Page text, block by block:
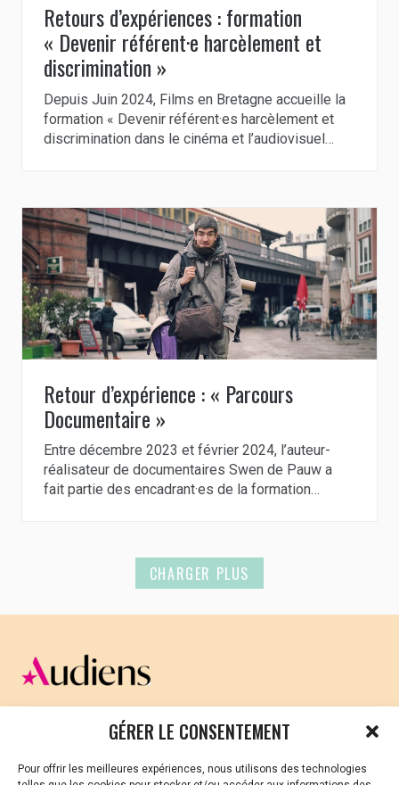
GÉRER LE CONSENTEMENT
Pour offrir les meilleures expériences, nous utilisons des technologies
Retours d’expériences : formation
« Devenir référent·e harcèlement et
discrimination »
Depuis Juin 2024, Films en Bretagne accueille la
formation « Devenir référent·es harcèlement et
discrimination dans le cinéma et l’audiovisuel…
Retour d’expérience : « Parcours
Documentaire »
Entre décembre 2023 et février 2024, l’auteur-
réalisateur de documentaires Swen de Pauw a
fait partie des encadrant·es de la formation…
CHARGER PLUS
CELLULE D’ÉCOUTE ET DE SOUTIEN PSYCHOLOGIQUE ET
Vous avez été témoin ou vous êtes victime de VSS ? Ou